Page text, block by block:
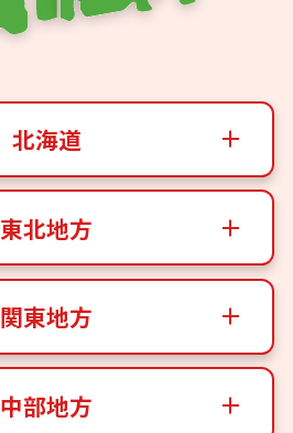
北海道
東北地方
関東地方
中部地方